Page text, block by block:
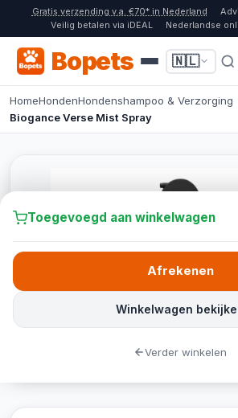
Gratis verzending v.a. €70* in Nederland
Veilig betalen via iDEAL
Nederlandse
Bopets 🇳🇱
HomeHondenHondenshampoo & Verzorging
Biogance Verse Mist Spray
Toegevoegd aan winkelwagen
Winkelwagen
Afrekenen
Verder winkelen